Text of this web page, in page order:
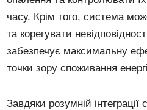
часу. Крім того, система
та корегувати
забезпечує максимальну
точки зору споживання
Завдяки розумній інтеграції